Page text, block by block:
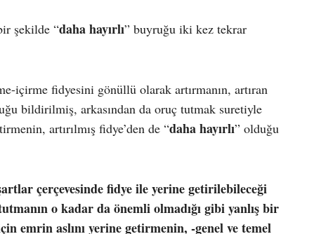
şekilde “daha hayırlı” buyruğu iki kez tekrar
içirme fidyesini gönüllü olarak artırmanın, artıran
bildirilmiş, arkasından da oruç tutmak suretiyle
artırılmış fidye’den de “daha hayırlı” olduğu
çerçevesinde fidye ile yerine getirilebileceği
o kadar da önemli olmadığı gibi yanlış bir
emrin aslını yerine getirmenin, -genel ve temel